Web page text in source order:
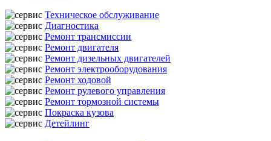
Техническое обслуживание
Диагностика
Ремонт трансмиссии
Ремонт двигателя
Ремонт дизельных двигателей
Ремонт электрооборудования
Ремонт ходовой
Ремонт рулевого управления
Ремонт тормозной системы
Покраска кузова
Детейлинг